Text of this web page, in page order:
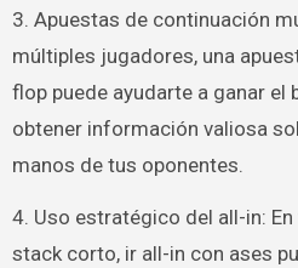
3. Apuestas de continuación
múltiples jugadores, una
flop puede ayudarte a ganar el
obtener información valiosa
manos de tus oponentes.
4. Uso estratégico del all-in:
stack corto, ir all-in con ases